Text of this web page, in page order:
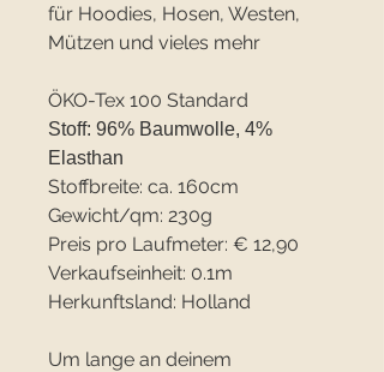
für Hoodies, Hosen, Westen,
Mützen und vieles mehr
ÖKO-Tex 100 Standard
Stoff: 96% Baumwolle, 4%
Elasthan
Stoffbreite: ca. 160cm
Gewicht/qm: 230g
Preis pro Laufmeter: € 12,90
Verkaufseinheit: 0.1m
Herkunftsland: Holland
Um lange an deinem